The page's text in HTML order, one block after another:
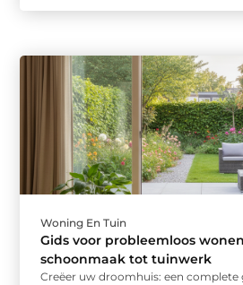
Woning En Tuin
Gids voor probleemloos
schoonmaak tot tuinwerk
Creëer uw droomhuis: een